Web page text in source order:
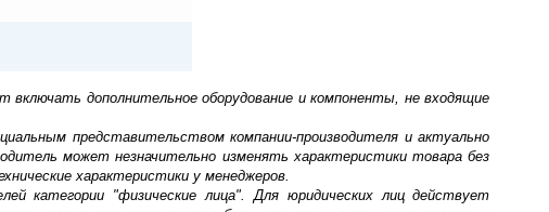
включать дополнительное оборудование и компоненты, не входящие
представительством компании-производителя и актуально
может незначительно изменять характеристики товара без
характеристики у менеджеров.
категории "физические лица". Для юридических лиц действует